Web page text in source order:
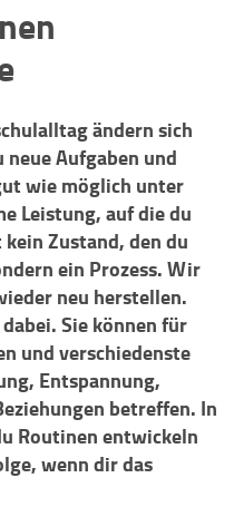
ändern sich
neue Aufgaben und
wie möglich unter
Leistung, auf die du
Zustand, den du
ein Prozess. Wir
neu herstellen.
Sie können für
und verschiedenste
Entspannung,
betreffen. In
Routinen entwickeln
wenn dir das